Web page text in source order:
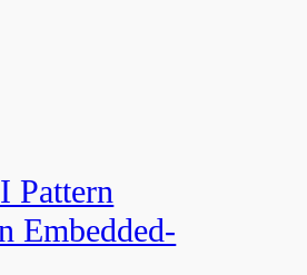
Pattern
Embedded-